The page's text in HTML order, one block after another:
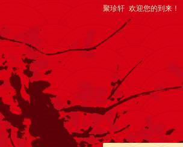
聚珍轩 欢迎您的到来！